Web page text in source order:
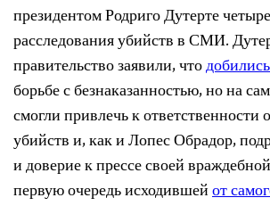
президентом Родриго Дутерте
расследования убийств в СМИ.
правительство заявили, что
борьбе с безнаказанностью, но на
смогли привлечь к ответственности
убийств и, как и Лопес Обрадор,
и доверие к прессе своей
первую очередь исходившейот